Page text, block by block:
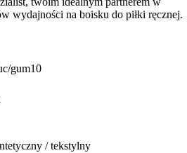
wydajności na boisku do piłki ręcznej.
gum10
/ tekstylny